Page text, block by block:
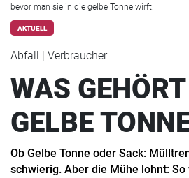
bevor man sie in die gelbe Tonne wirft.
AKTUELL
Abfall | Verbraucher
WAS
GELBE
Ob Gelbe Tonne oder Sack:
schwierig. Aber die Mühe lohnt: